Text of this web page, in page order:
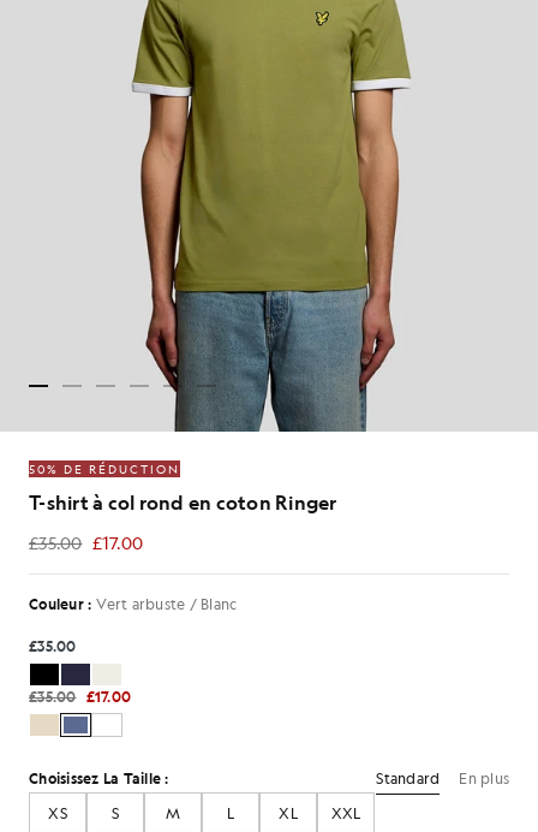
50% DE RÉDUCTION
T-shirt à col rond en coton Ringer
£35.00 £17.00
£17.00
Couleur : Vert arbuste / Blanc
£35.00
£35.00 £17.00
Choisissez La Taille : Standard
En plus
XS
S M L XL
XXL